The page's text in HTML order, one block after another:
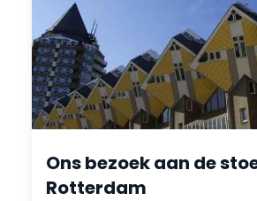
Ons bezoek aan de
Rotterdam